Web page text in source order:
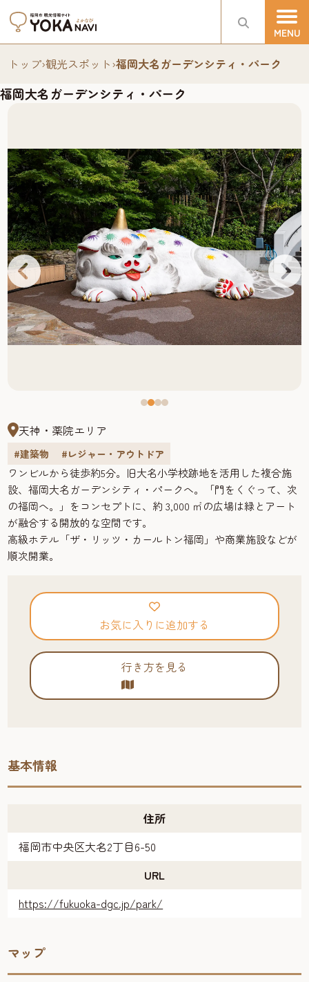
トップ›観光スポット›福岡大名ガーデンシティ・パーク
福岡大名ガーデンシティ・パーク
天神・薬院エリア
#建築物 #レジャー・アウトドア
ワンビルから徒歩約5分。旧大名小学校跡地を活用した複合施
設、福岡大名ガーデンシティ・パークへ。「門をくぐって、次
の福岡へ。」をコンセプトに、約 3,000 ㎡の広場は緑とアート
が融合する開放的な空間です。
高級ホテル「ザ・リッツ・カールトン福岡」や商業施設などが
順次開業。
お気に入りに追加する
行き方を見る
基本情報
住所
福岡市中央区大名2丁目6-50
URL
https://fukuoka-dgc.jp/park/
マップ